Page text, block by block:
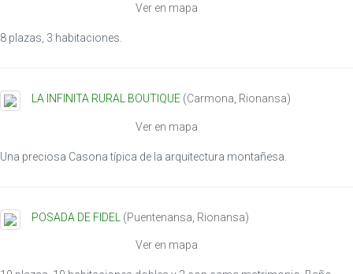
Ver en mapa
8 plazas, 3 habitaciones.
LA INFINITA RURAL BOUTIQUE (Carmona, Rionansa)
Ver en mapa
Una preciosa Casona típica de la arquitectura montañesa.
POSADA DE FIDEL (Puentenansa Rionansa)
Ver en mapa